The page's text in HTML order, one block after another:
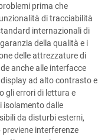
prima che
di tracciabilità
internazionali di
della qualità e i
delle attrezzature di
anche alle interfacce
ad alto contrasto e
gli errori di lettura e
isolamento dalle
da disturbi esterni,
interferenze